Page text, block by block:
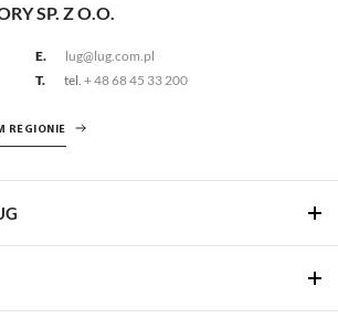
SP. Z O.O.
E.
lug@lug.com.pl
T.
tel. + 48 68 45 33 200
REGIONIE